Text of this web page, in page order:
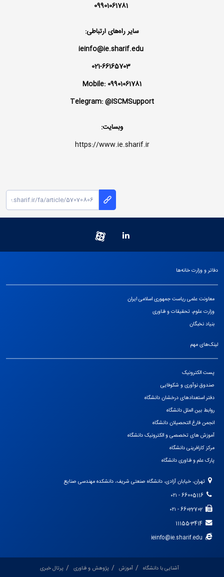
سایر راه‌های ارتباطی:
Mobile: 09901061781
Telegram: @ISCMSupport
وبسایت:
https://www.ie.sharif.ir
دفاتر و وزارت خانه‌ها
معاونت علمی ریاست جمهوری اسلامی ایران
وزارت علوم، تحقیقات و فناوری
بنیاد نخبگان
لینک‌های مهم
پست الکترونیک
صندوق نوآوری و شکوفایی
دفتر استعدادهای درخشان دانشگاه
روابط بین الملل دانشگاه
انجمن فارغ التحصیلان دانشگاه
آموزش های تخصصی و الکترونیک دانشگاه
مرکز کارافرینی دانشگاه
پارک علم و فناوری دانشگاه
تهران، خیابان آزادی، دانشگاه صنعتی شریف، دانشکده مهندسی صنایع
آشنایی با دانشگاه آموزش پژوهش و فناوری پرتال خبری